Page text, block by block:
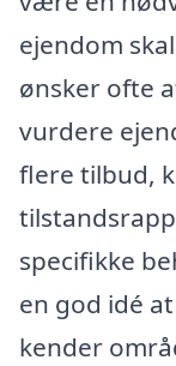
ejendom
ønsker ofte
vurdere
flere tilbud,
specifikke
en god idé
kender